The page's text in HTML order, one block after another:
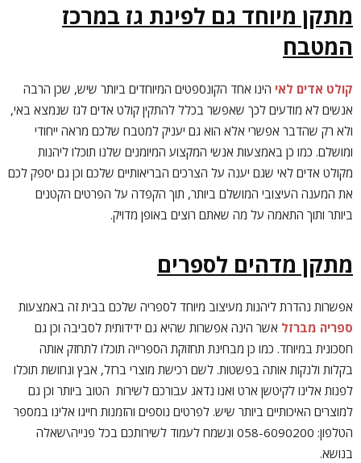
מתקן מיוחד גם לפינת גז במרכז
המטבח
קולט אדים לאי הינו אחד הקונספטים המיוחדים ביותר שיש, שכן הרבה
אנשים לא מודעים לכך שאפשר בכלל להתקין קולט אדים לגז שנמצא באי,
ולא רק שהדבר אפשרי אלא הוא גם יעניק למטבח שלכם מראה ייחודי
ומושלם. כמו כן באמצעות אנשי המקצוע המיומנים שלנו תוכלו ליהנות
מקולט אדים לאי שגם יענה על הצרכים הבריאותיים שלכם וכן גם יספק לכם
את המענה העיצובי המושלם ביותר, תוך הקפדה על הפרטים הקטנים
ביותר ותוך התאמה על מה שאתם רוצים באופן מדויק.
מתקן מדהים לספרים
אפשרות נהדרת ליהנות מעיצוב מיוחד לספריה שלכם בבית זה באמצעות
ספריה מברזל אשר הינה אפשרות שהיא גם ידידותית לסביבה וכן גם
חסכונית במיוחד. כמו כן מבחינת תחזוקת הספרייה תוכלו לתחזק אותה
בקלות ולנקות אותה בפשטות. לשם רכישת מוצרי ברזל, אבץ ונחושת תוכלו
לפנות אלינו לקיטשן ארט ואנו נדאג עבורכם לשירות הטוב ביותר וכן גם
למוצרים האיכותיים ביותר שיש. לפרטים נוספים והזמנות חייגו אלינו במספר
הטלפון: 058-6090200 ונשמח לעמוד לשירותכם בכל פנייה\שאלה
בנושא.